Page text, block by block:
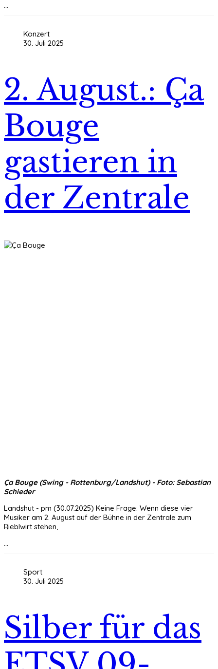
...
Konzert
30. Juli 2025
2. August.: Ça
Bouge
gastieren in
der Zentrale
Ça Bouge (Swing - Rottenburg/Landshut) - Foto: Sebastian
Schieder
Landshut - pm (30.07.2025) Keine Frage: Wenn diese vier
Musiker am 2. August auf der Bühne in der Zentrale zum
Rieblwirt stehen,
...
Sport
30. Juli 2025
Silber für das